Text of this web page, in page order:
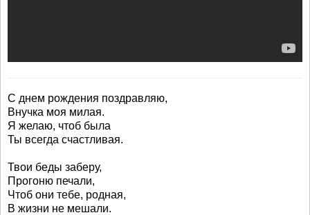
С днем рождения поздравляю,
Внучка моя милая.
Я желаю, чтоб была
Ты всегда счастливая.
Твои беды заберу,
Прогоню печали,
Чтоб они тебе, родная,
В жизни не мешали.